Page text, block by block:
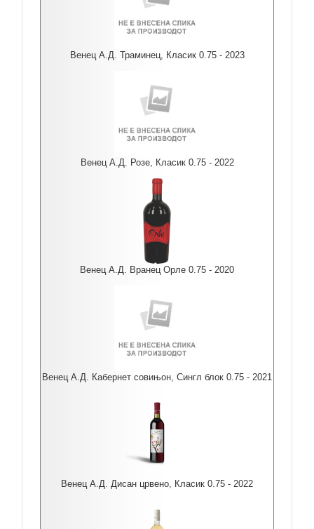
Венец А.Д. Траминец, Класик 0.75 - 2023
Венец А.Д. Розе, Класик 0.75 - 2022
Венец А.Д. Вранец Орле 0.75 - 2020
Венец А.Д. Кабернет совињон, Сингл блок 0.75 - 2021
Венец А.Д. Дисан црвено, Класик 0.75 - 2022